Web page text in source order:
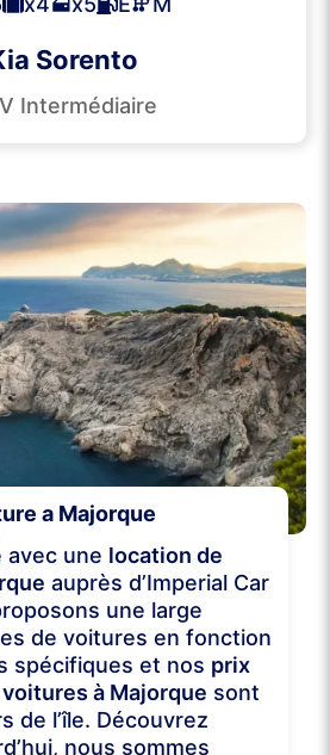
Sorento
Intermédiaire
a Majorque
avec une location de
auprès d’Imperial Car
une large
de voitures en fonction
spécifiques et nos prix
à Majorque sont
de l’île. Découvrez
nous sommes